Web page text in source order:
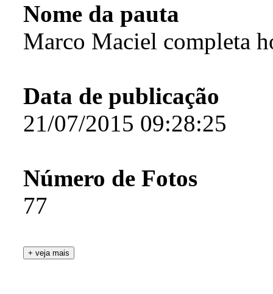
Nome da pauta
Marco Maciel completa
Data de publicação
21/07/2015 09:28:25
Número de Fotos
77